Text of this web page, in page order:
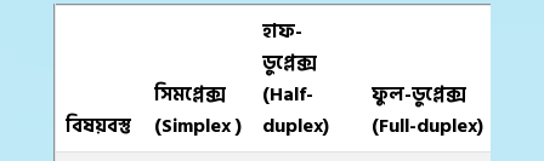
বিষয়বস্তু
সিমপ্লেক্স
(Simplex )
হাফ-
ডুপ্লেক্স
(Half-
duplex)
ফুল-ডুপ্লেক্স
(Full-duplex)